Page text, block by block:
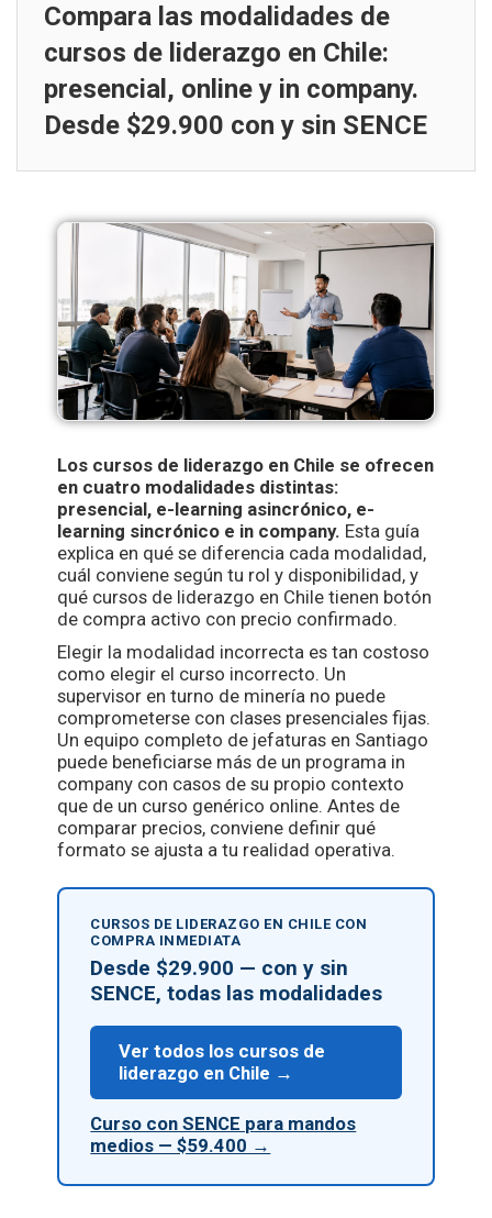
Compara las modalidades de
cursos de liderazgo en Chile:
presencial, online y in company.
Desde $29.900 con y sin SENCE
Los cursos de liderazgo en Chile se ofrecen
en cuatro modalidades distintas:
presencial, e-learning asincrónico, e-
learning sincrónico e in company. Esta guía
explica en qué se diferencia cada modalidad,
cuál conviene según tu rol y disponibilidad, y
qué cursos de liderazgo en Chile tienen botón
de compra activo con precio confirmado.
Elegir la modalidad incorrecta es tan costoso
como elegir el curso incorrecto. Un
supervisor en turno de minería no puede
comprometerse con clases presenciales fijas.
Un equipo completo de jefaturas en Santiago
puede beneficiarse más de un programa in
company con casos de su propio contexto
que de un curso genérico online. Antes de
comparar precios, conviene definir qué
formato se ajusta a tu realidad operativa.
CURSOS DE LIDERAZGO EN CHILE CON
COMPRA INMEDIATA
Desde $29.900 — con y sin
SENCE, todas las modalidades
Ver todos los cursos de
liderazgo en Chile →
Curso con SENCE para mandos
medios — $59.400 →